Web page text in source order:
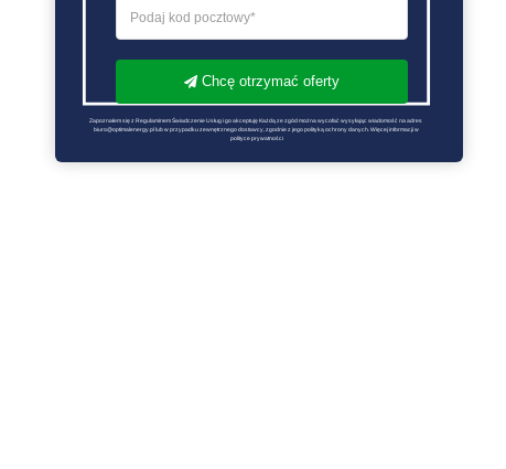
Chcę otrzymać oferty
Zapoznałem się z Regulaminem Świadczenie Usług i go akceptuję Każdą ze zgód można wycofać wysyłając wiadomość na adres
biuro@optimalenergy.pl lub w przypadku zewnętrznego dostawcy, zgodnie z jego polityką ochrony danych. Więcej informacji w
polityce prywatności